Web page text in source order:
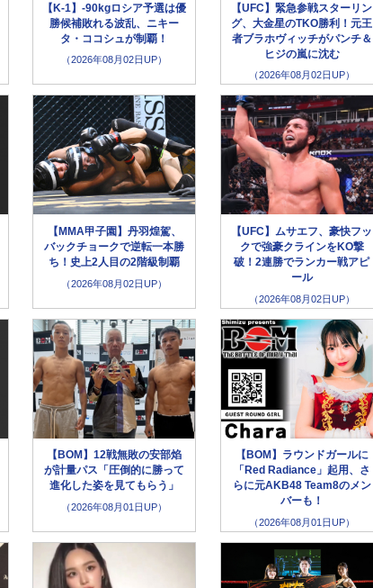
【K-1】-90kgロシア予選は優
勝候補敗れる波乱、ニキー
タ・ココシュが制覇！
（2026年08月02日UP）
【UFC】緊急参戦スターリン
グ、大金星のTKO勝利！元王
者ブラホヴィッチがパンチ＆
ヒジの嵐に沈む
（2026年08月02日UP）
【MMA甲子園】丹羽煌駕、
バックチョークで逆転一本勝
ち！史上2人目の2階級制覇
（2026年08月02日UP）
【UFC】ムサエフ、豪快フッ
クで強豪クラインをKO撃
破！2連勝でランカー戦アピ
ール
（2026年08月02日UP）
【BOM】12戦無敗の安部焰
が計量パス「圧倒的に勝って
進化した姿を見てもらう」
（2026年08月01日UP）
【BOM】ラウンドガールに
「Red Radiance」起用、さ
らに元AKB48 Team8のメン
バーも！
（2026年08月01日UP）